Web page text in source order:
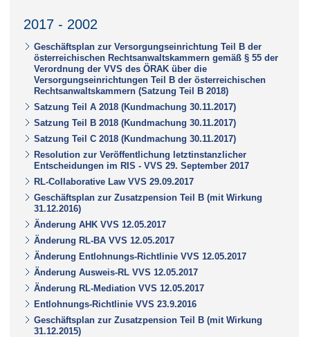
2017 - 2002
Geschäftsplan zur Versorgungseinrichtung Teil B der
österreichischen Rechtsanwaltskammern gemäß § 55 der
Verordnung der VVS des ÖRAK über die
Versorgungseinrichtungen Teil B der österreichischen
Rechtsanwaltskammern (Satzung Teil B 2018)
Satzung Teil A 2018 (Kundmachung 30.11.2017)
Satzung Teil B 2018 (Kundmachung 30.11.2017)
Satzung Teil C 2018 (Kundmachung 30.11.2017)
Resolution zur Veröffentlichung letztinstanzlicher
Entscheidungen im RIS - VVS 29. September 2017
RL-Collaborative Law VVS 29.09.2017
Geschäftsplan zur Zusatzpension Teil B (mit Wirkung
31.12.2016)
Änderung AHK VVS 12.05.2017
Änderung RL-BA VVS 12.05.2017
Änderung Entlohnungs-Richtlinie VVS 12.05.2017
Änderung Ausweis-RL VVS 12.05.2017
Änderung RL-Mediation VVS 12.05.2017
Entlohnungs-Richtlinie VVS 23.9.2016
Geschäftsplan zur Zusatzpension Teil B (mit Wirkung
31.12.2015)